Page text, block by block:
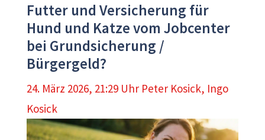
Futter und Versicherung für
Hund und Katze vom Jobcenter
bei Grundsicherung /
Bürgergeld?
24. März 2026, 21:29 Uhr Peter Kosick, Ingo
Kosick